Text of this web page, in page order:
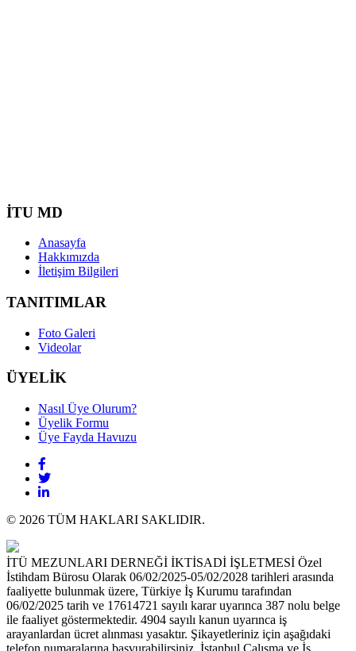
İTU MD
Anasayfa
Hakkımızda
İletişim Bilgileri
TANITIMLAR
Foto Galeri
Videolar
ÜYELİK
Nasıl Üye Olurum?
Üyelik Formu
Üye Fayda Havuzu
© 2026 TÜM HAKLARI SAKLIDIR.
İTÜ MEZUNLARI DERNEĞİ İKTİSADİ İŞLETMESİ Özel
İstihdam Bürosu Olarak 06/02/2025-05/02/2028 tarihleri arasında
faaliyette bulunmak üzere, Türkiye İş Kurumu tarafından
06/02/2025 tarih ve 17614721 sayılı karar uyarınca 387 nolu belge
ile faaliyet göstermektedir. 4904 sayılı kanun uyarınca iş
arayanlardan ücret alınması yasaktır. Şikayetleriniz için aşağıdaki
telefon numaralarına başvurabilirsiniz. İstanbul Çalışma ve İş